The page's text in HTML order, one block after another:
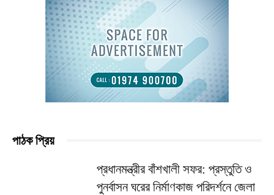
পাঠক প্রিয়
প্রধানমন্ত্রীর বাঁশখালী সফর: প্রস্তুতি ও
পুনর্বাসন ঘরের নির্মাণকাজ পরিদর্শনে জেলা